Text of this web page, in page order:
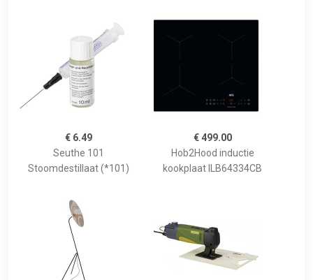
€ 6.49
Seuthe 101
Stoomdestillaat (*101)
€ 499.00
Hob2Hood inductie
kookplaat ILB64334CB